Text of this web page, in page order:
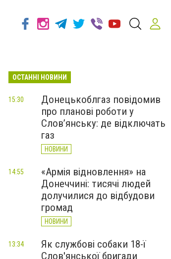
ОСТАННІ НОВИНИ
Донецькоблгаз повідомив
про планові роботи у
Слов’янську: де відключать
газ
НОВИНИ
15:30
«Армія відновлення» на
Донеччині: тисячі людей
долучилися до відбудови
громад
НОВИНИ
14:55
Як службові собаки 18-ї
Слов'янської бригади
13:34